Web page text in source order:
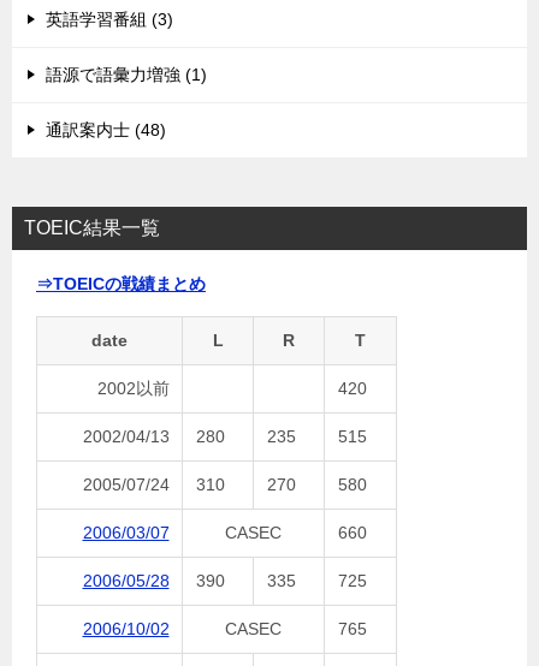
英語学習番組 (3)
語源で語彙力増強 (1)
通訳案内士 (48)
TOEIC結果一覧
⇒TOEICの戦績まとめ
date L R T
2002以前 420
2002/04/13 280 235 515
2005/07/24 310 270 580
2006/03/07 CASEC 660
2006/05/28 390 335 725
2006/10/02 CASEC 765